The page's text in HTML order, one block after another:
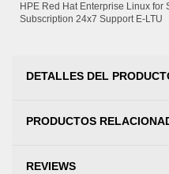
HPE Red Hat Enterprise Linux
Subscription 24x7 Support E-LTU
DETALLES DEL
PRODUCTOS
REVIEWS